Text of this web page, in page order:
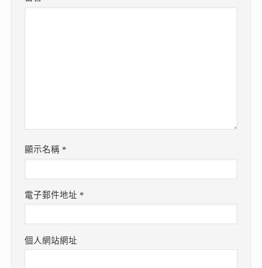
顯示名稱 *
電子郵件地址 *
個人網站網址